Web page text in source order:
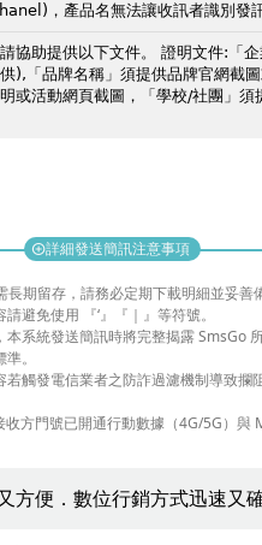
，產品名無法讓收訊者識別發
協助提供以下文件。 證明文件:「
),「品牌名稱」須提供品牌官網截
或活動網頁截圖，「學校/社團」
add_circle詳細發送簡訊注意事項
長期留存，請務必定期下載明細並妥善
避免使用 『‘』『｜』等符號。
系統發送簡訊時將完整揭露 SmsGo
。
觸發電信業者之防詐過濾機制導致攔
方門號已開通行動數據（4G/5G）與
方便．數位行銷方式迅速又